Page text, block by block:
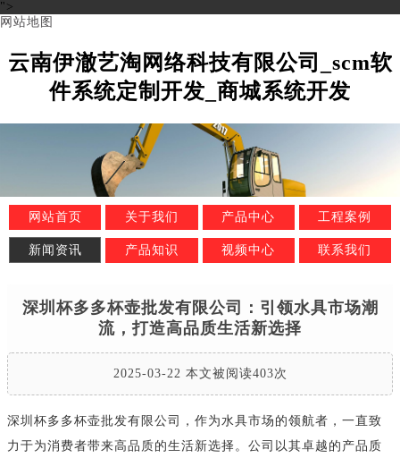
">
网站地图
云南伊澈艺淘网络科技有限公司_scm软
件系统定制开发_商城系统开发
网站首页 关于我们 产品中心 工程案例
新闻资讯 产品知识 视频中心 联系我们
深圳杯多多杯壶批发有限公司：引领水具市场潮
流，打造高品质生活新选择
2025-03-22 本文被阅读403次
深圳杯多多杯壶批发有限公司，作为水具市场的领航者，一直致
力于为消费者带来高品质的生活新选择。公司以其卓越的产品质